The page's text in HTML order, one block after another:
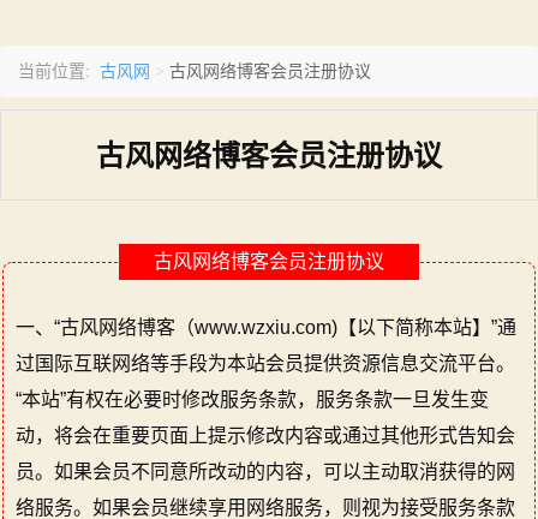
当前位置: 古风网 > 古风网络博客会员注册协议
古风网络博客会员注册协议
古风网络博客会员注册协议
一、“古风网络博客（www.wzxiu.com)【以下简称本站】”通
过国际互联网络等手段为本站会员提供资源信息交流平台。
“本站”有权在必要时修改服务条款，服务条款一旦发生变
动，将会在重要页面上提示修改内容或通过其他形式告知会
员。如果会员不同意所改动的内容，可以主动取消获得的网
络服务。如果会员继续享用网络服务，则视为接受服务条款